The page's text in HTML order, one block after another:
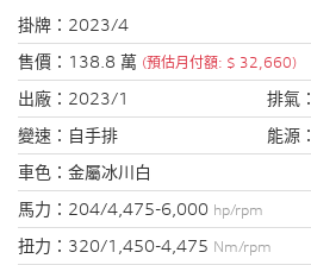
掛牌： 2023/4
售價： 138.8 萬 (預估月付額: $ 32,660)
出廠： 2023/1 排氣：
變速： 自手排 能源：
車色： 金屬冰川白
馬力： 204/4,475-6,000 hp/rpm
扭力： 320/1,450-4,475 Nm/rpm